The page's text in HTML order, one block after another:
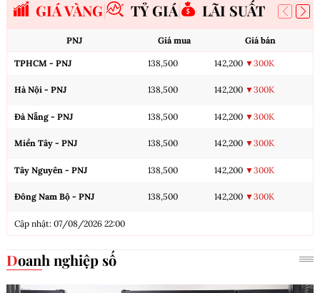
GIÁ VÀNG TỶ GIÁ LÃI SUẤT
PNJ Giá mua Giá bán
TPHCM - PNJ 138,500 142,200 ▼300K
Hà Nội - PNJ 138,500 142,200 ▼300K
Đà Nẵng - PNJ 138,500 142,200 ▼300K
Miền Tây - PNJ 138,500 142,200 ▼300K
Tây Nguyên - PNJ 138,500 142,200 ▼300K
Đông Nam Bộ - PNJ 138,500 142,200 ▼300K
Cập nhật: 07/08/2026 22:00
Doanh nghiệp số